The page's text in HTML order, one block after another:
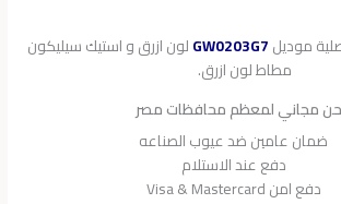
موديلGW0203G7لون ازرق و استيك سيليكون
مطاط لون ازرق.
مجاني لمعظم محافظات مصر
ضمان عامين ضد عيوب الصناعه
دفع عند الاستلام
دفع امن Visa & Mastercard